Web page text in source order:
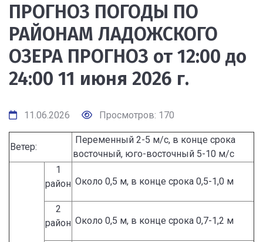
ПРОГНОЗ ПОГОДЫ ПО
РАЙОНАМ ЛАДОЖСКОГО
ОЗЕРА ПРОГНОЗ от 12:00 до
24:00 11 июня 2026 г.
11.06.2026 Просмотров: 170
Ветер:
Переменный 2-5 м/с, в конце срока
восточный, юго-восточный 5-10 м/с
1
район Около 0,5 м, в конце срока 0,5-1,0 м
2
район Около 0,5 м, в конце срока 0,7-1,2 м